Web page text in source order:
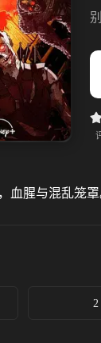
血腥与混乱笼
2